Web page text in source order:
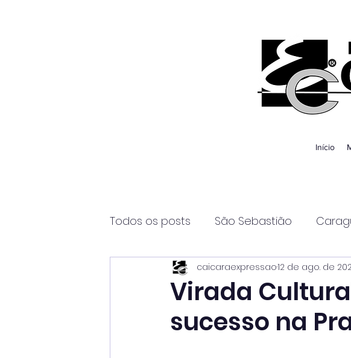
Início
Todos os posts São Sebastião
Página2 Itanhaém
Virada
sucesso na
caicaraexpressao12 de ago. de